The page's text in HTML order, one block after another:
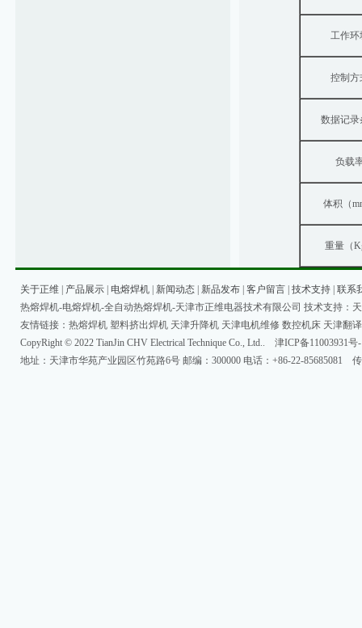
工作环
控制方
数据记录
负载
体积（
重量（
关于正维 产品展示 电熔焊机 新闻动态 新品发布 客户留言 技术支持 联系
热熔焊机-电熔焊机-全自动热熔焊机-天津市正维电器技术有限公司 技术支持：
友情链接： 热熔焊机 塑料挤出焊机 天津升降机 天津电机维修 数控机床 天津翻译
CopyRight © 2022 TianJin CHV Electrical Technique Co., Ltd.. 津ICP备11003931号
地址：天津市华苑产业园区竹苑路6号 邮编：300000 电话：+86-22-85685081 传